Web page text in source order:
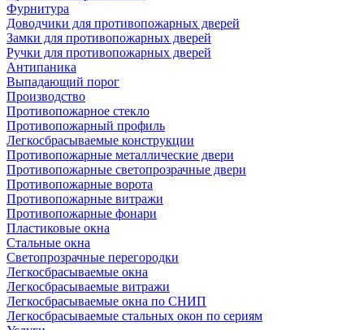
Фурнитура
Доводчики для противопожарных дверей
Замки для противопожарных дверей
Ручки для противопожарных дверей
Антипаника
Выпадающий порог
Производство
Противопожарное стекло
Противопожарный профиль
Легкосбрасываемые конструкции
Противопожарные металлические двери
Противопожарные светопрозрачные двери
Противопожарные ворота
Противопожарные витражи
Противопожарные фонари
Пластиковые окна
Стальные окна
Светопрозрачные перегородки
Легкосбрасываемые окна
Легкосбрасываемые витражи
Легкосбрасываемые окна по СНИП
Легкосбрасываемые стальных окон по сериям